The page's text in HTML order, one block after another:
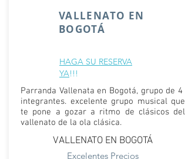
VALLENATO EN
BOGOTÁ
HAGA SU RESERVA
YA!!!
Parranda Vallenata en Bogotá, grupo de 4
integrantes. excelente grupo musical que
te pone a gozar a ritmo de clásicos del
vallenato de la ola clásica.
VALLENATO EN BOGOTÁ
Excelentes Precios